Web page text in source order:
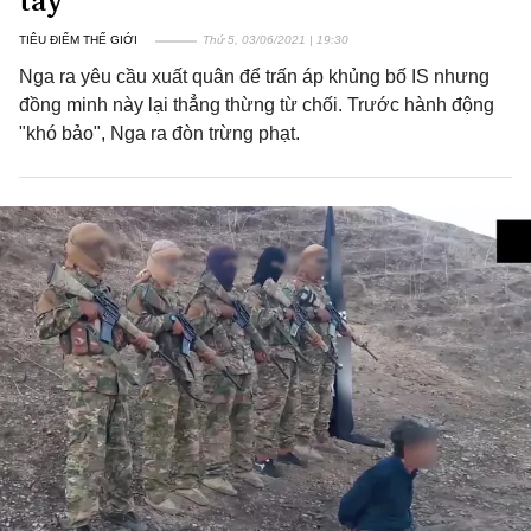
TIÊU ĐIỂM THẾ GIỚI Thứ 5, 03/06/2021 | 19:30
Nga ra yêu cầu xuất quân để trấn áp khủng bố IS nhưng
đồng minh này lại thẳng thừng từ chối. Trước hành động
"khó bảo", Nga ra đòn trừng phạt.